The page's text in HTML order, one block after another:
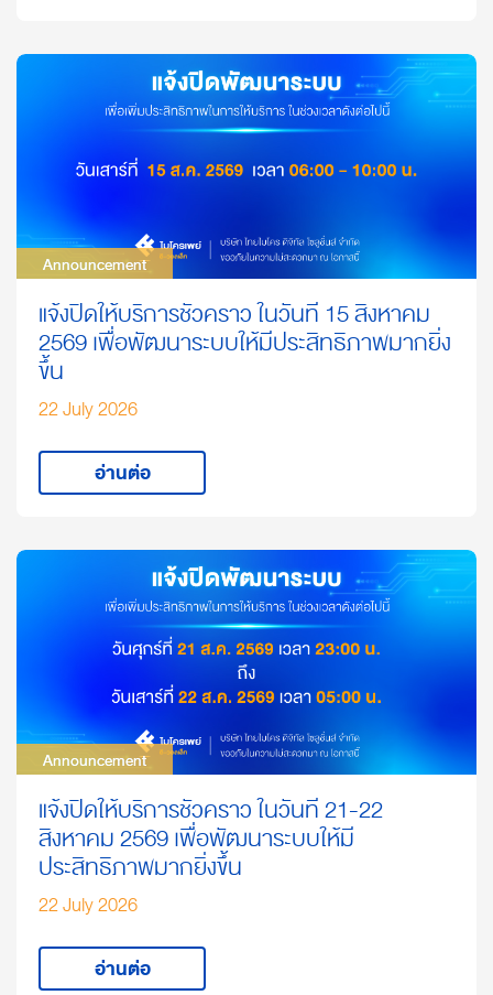
Announcement
Announcement
แจ้งปิดให้บริการชั่วคราว ในวันที่ 15 สิงหาคม
2569 เพื่อพัฒนาระบบให้มีประสิทธิภาพมากยิ่ง
ขึ้น
22 July 2026
อ่านต่อ
Announcement
Announcement
แจ้งปิดให้บริการชั่วคราว ในวันที่ 21-22
สิงหาคม 2569 เพื่อพัฒนาระบบให้มี
ประสิทธิภาพมากยิ่งขึ้น
22 July 2026
อ่านต่อ